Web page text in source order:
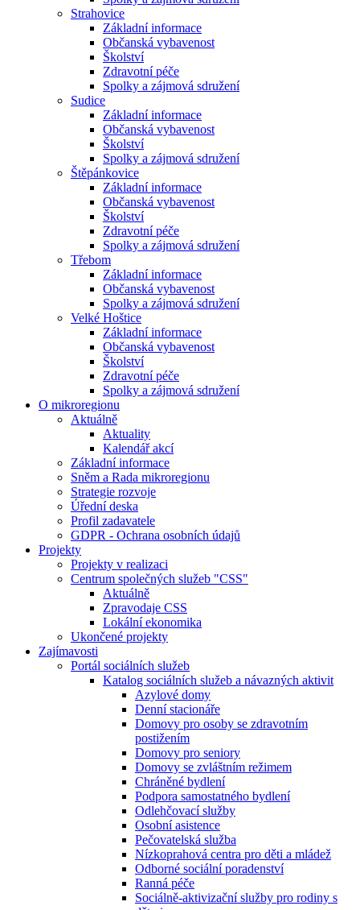
Strahovice
Základní informace
Občanská vybavenost
Školství
Zdravotní péče
Spolky a zájmová sdružení
Sudice
Základní informace
Občanská vybavenost
Školství
Spolky a zájmová sdružení
Štěpánkovice
Základní informace
Občanská vybavenost
Školství
Zdravotní péče
Spolky a zájmová sdružení
Třebom
Základní informace
Občanská vybavenost
Spolky a zájmová sdružení
Velké Hoštice
Základní informace
Občanská vybavenost
Školství
Zdravotní péče
Spolky a zájmová sdružení
O mikroregionu
Aktuálně
Aktuality
Kalendář akcí
Základní informace
Sněm a Rada mikroregionu
Strategie rozvoje
Úřední deska
Profil zadavatele
GDPR - Ochrana osobních údajů
Projekty
Projekty v realizaci
Centrum společných služeb "CSS"
Aktuálně
Zpravodaje CSS
Lokální ekonomika
Ukončené projekty
Zajímavosti
Portál sociálních služeb
Katalog sociálních služeb a návazných aktivit
Azylové domy
Denní stacionáře
Domovy pro osoby se zdravotním
postižením
Domovy pro seniory
Domovy se zvláštním režimem
Chráněné bydlení
Podpora samostatného bydlení
Odlehčovací služby
Osobní asistence
Pečovatelská služba
Nízkoprahová centra pro děti a mládež
Odborné sociální poradenství
Ranná péče
Sociálně-aktivizační služby pro rodiny s